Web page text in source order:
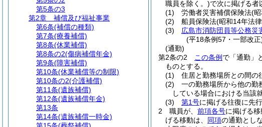
職員を除く。)で次に掲げる者
(1)
労働者災害補償保険法(
(2)
船員保険法(昭和14年法
(3)
広島市消防団員等公務災
(平18条例57・一部改正
(通勤)
第2条の2
この条例 で「通勤」
ものとする。
(1)
住居と勤務場所との間の
(2)
一の勤務場所から他の勤
している場合における当該
(3)
第1号に掲げる往復に先
2
職員が、 前項各号に掲げる
げる移動は、 同項の通勤としな
第5条の3
第2章
補償及び福祉事業
第6条(補償の種類)
第7条(療養補償)
第8条(休業補償)
第8条の2(傷病補償年金)
第9条(障害補償)
第10条(休業補償等の制限)
第10条の2(介護補償)
第11条(遺族補償)
第12条(遺族補償年金)
第13条
第14条(遺族補償一時金)